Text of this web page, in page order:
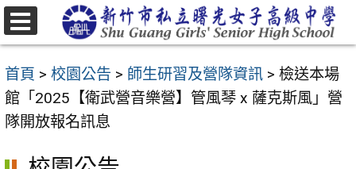
跳
至
要
內
容
首頁 > 校園公告 > 師生研習及營隊資訊 > 檢送本場
館「2025【衛武營音樂營】管風琴 x 薩克斯風」營
隊開放報名訊息
選
單